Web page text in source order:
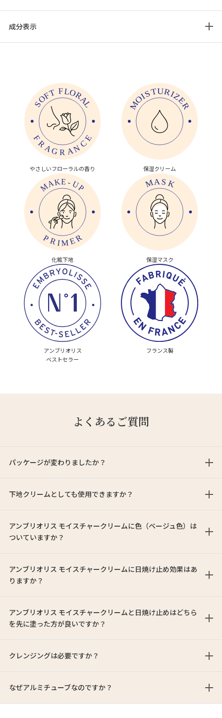
成分表示
やさしいフローラルの香り 保湿クリーム
化粧下地 保湿マスク
アンブリオリス
ベストセラー
フランス製
よくあるご質問
パッケージが変わりましたか？
下地クリームとしても使用できますか？
アンブリオリス モイスチャークリームに色（ベージュ色）は
ついていますか？
アンブリオリス モイスチャークリームに日焼け止め効果はあ
りますか？
アンブリオリス モイスチャークリームと日焼け止めはどちら
を先に塗った方が良いですか？
クレンジングは必要ですか？
なぜアルミチューブなのですか？